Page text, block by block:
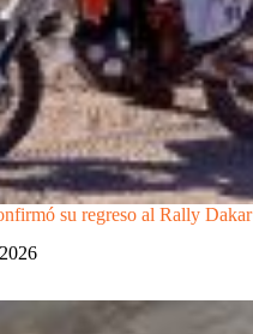
su regreso al Rally Dakar